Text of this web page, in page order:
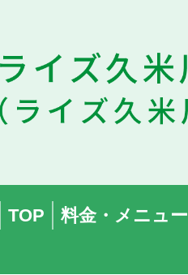
TOP 料金・メニュー